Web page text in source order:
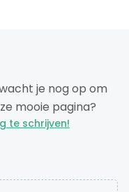
je nog op om
mooie pagina?
te schrijven!